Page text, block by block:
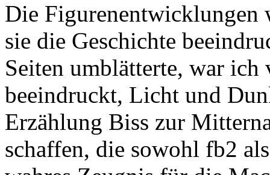
Die Figurenentwicklungen
sie die Geschichte
Seiten umblätterte, war
beeindruckt, Licht und
Erzählung Biss zur
schaffen, die sowohl fb2